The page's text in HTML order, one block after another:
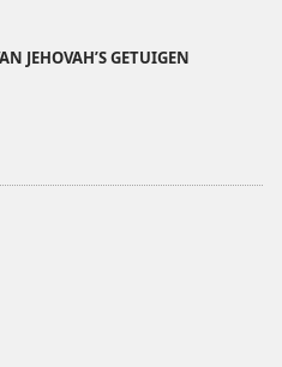
JEHOVAH’S GETUIGEN